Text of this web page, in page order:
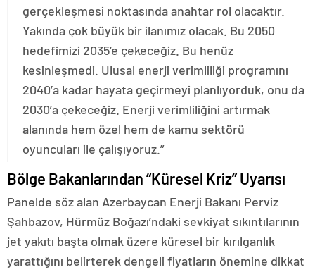
gerçekleşmesi noktasında anahtar rol olacaktır.
Yakında çok büyük bir ilanımız olacak. Bu 2050
hedefimizi 2035’e çekeceğiz. Bu henüz
kesinleşmedi. Ulusal enerji verimliliği programını
2040’a kadar hayata geçirmeyi planlıyorduk, onu da
2030’a çekeceğiz. Enerji verimliliğini artırmak
alanında hem özel hem de kamu sektörü
oyuncuları ile çalışıyoruz.”
Bölge Bakanlarından “Küresel Kriz” Uyarısı
Panelde söz alan Azerbaycan Enerji Bakanı Perviz
Şahbazov, Hürmüz Boğazı’ndaki sevkiyat sıkıntılarının
jet yakıtı başta olmak üzere küresel bir kırılganlık
yarattığını belirterek dengeli fiyatların önemine dikkat